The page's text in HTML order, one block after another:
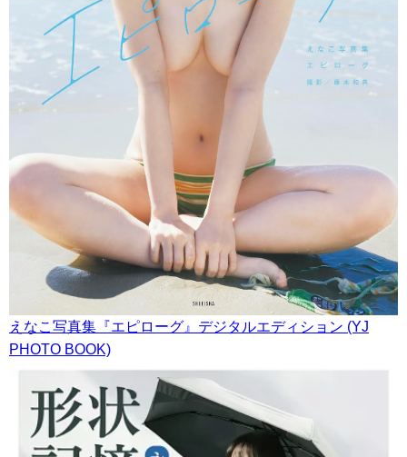
えなこ写真集『エピローグ』デジタルエディション (YJ
PHOTO BOOK)